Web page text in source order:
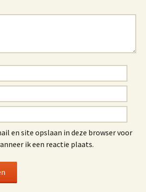
en site opslaan in deze browser voor
ik een reactie plaats.